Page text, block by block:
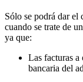
Sólo se podrá dar el
cuando se trate de
ya que:
Las facturas a
bancaria del